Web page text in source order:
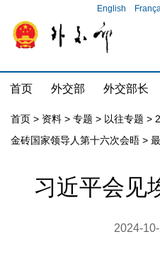
English
首页 外交部 外交部长
首页 > 资料 > 专题 > 以往专题 >
金砖国家领导人第十六次会晤 >
习近平会见
2024-